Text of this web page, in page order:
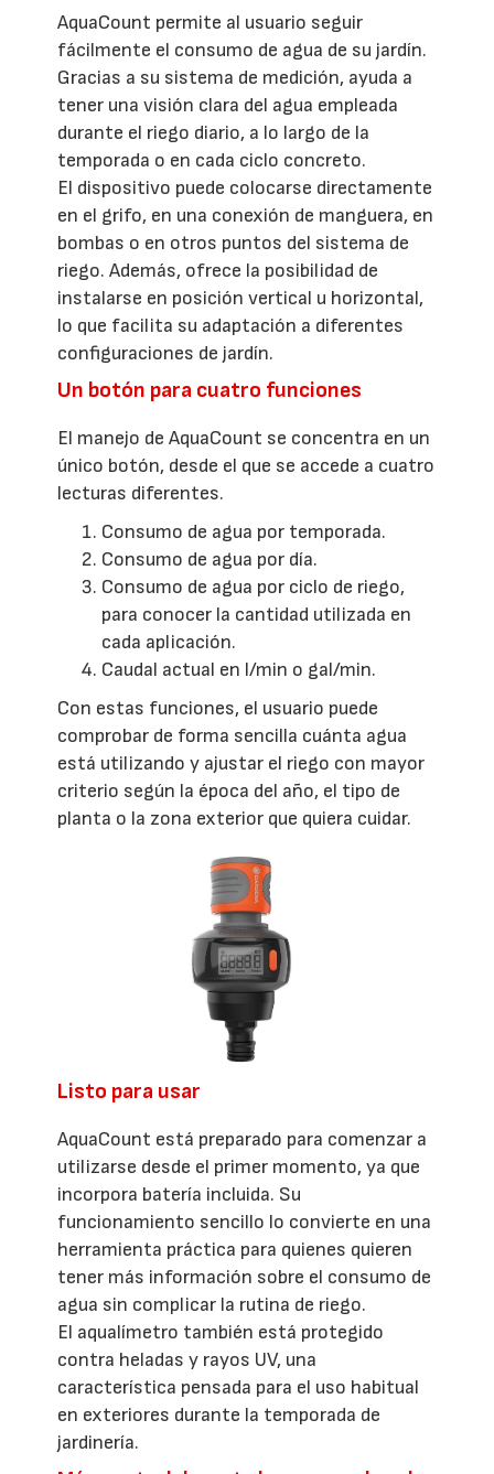
AquaCount permite al usuario seguir
fácilmente el consumo de agua de su jardín.
Gracias a su sistema de medición, ayuda a
tener una visión clara del agua empleada
durante el riego diario, a lo largo de la
temporada o en cada ciclo concreto.
El dispositivo puede colocarse directamente
en el grifo, en una conexión de manguera, en
bombas o en otros puntos del sistema de
riego. Además, ofrece la posibilidad de
instalarse en posición vertical u horizontal,
lo que facilita su adaptación a diferentes
configuraciones de jardín.
Un botón para cuatro funciones
El manejo de AquaCount se concentra en un
único botón, desde el que se accede a cuatro
lecturas diferentes.
Consumo de agua por temporada.
Consumo de agua por día.
Consumo de agua por ciclo de riego,
para conocer la cantidad utilizada en
cada aplicación.
Caudal actual en l/min o gal/min.
Con estas funciones, el usuario puede
comprobar de forma sencilla cuánta agua
está utilizando y ajustar el riego con mayor
criterio según la época del año, el tipo de
planta o la zona exterior que quiera cuidar.
Listo para usar
AquaCount está preparado para comenzar a
utilizarse desde el primer momento, ya que
incorpora batería incluida. Su
funcionamiento sencillo lo convierte en una
herramienta práctica para quienes quieren
tener más información sobre el consumo de
agua sin complicar la rutina de riego.
El aqualímetro también está protegido
contra heladas y rayos UV, una
característica pensada para el uso habitual
en exteriores durante la temporada de
jardinería.